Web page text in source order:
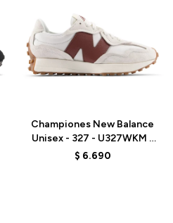
Championes New Balance
Unisex - 327 - U327WKM -
LINEN
$ 6.690